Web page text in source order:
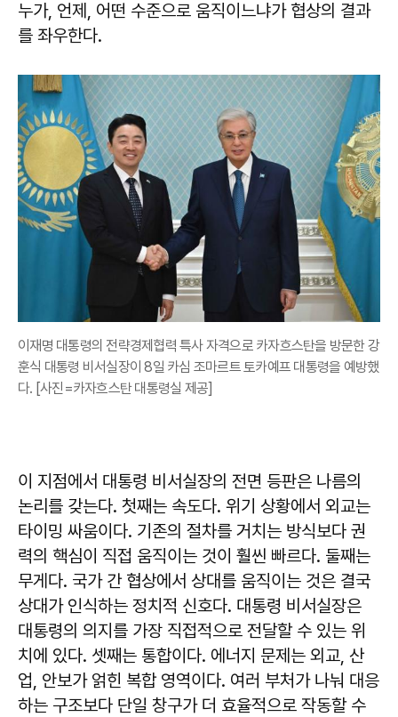
누가, 언제, 어떤 수준으로 움직이느냐가 협상의 결과
를 좌우한다.
이재명 대통령의 전략경제협력 특사 자격으로 카자흐스탄을 방문한 강
훈식 대통령 비서실장이 8일 카심 조마르트 토카예프 대통령을 예방했
다. [사진=카자흐스탄 대통령실 제공]
이 지점에서 대통령 비서실장의 전면 등판은 나름의
논리를 갖는다. 첫째는 속도다. 위기 상황에서 외교는
타이밍 싸움이다. 기존의 절차를 거치는 방식보다 권
력의 핵심이 직접 움직이는 것이 훨씬 빠르다. 둘째는
무게다. 국가 간 협상에서 상대를 움직이는 것은 결국
상대가 인식하는 정치적 신호다. 대통령 비서실장은
대통령의 의지를 가장 직접적으로 전달할 수 있는 위
치에 있다. 셋째는 통합이다. 에너지 문제는 외교, 산
업, 안보가 얽힌 복합 영역이다. 여러 부처가 나눠 대응
하는 구조보다 단일 창구가 더 효율적으로 작동할 수